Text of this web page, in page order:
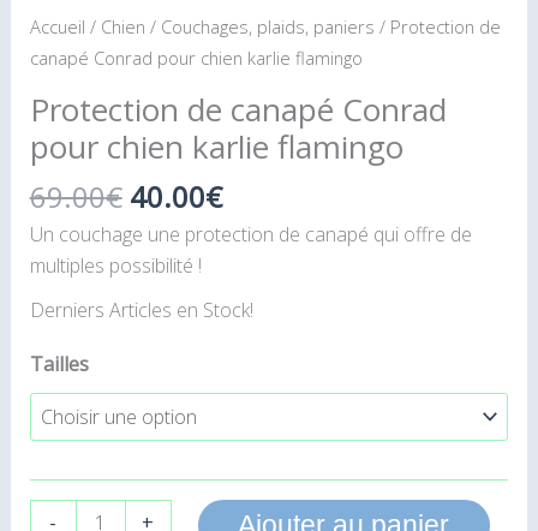
Accueil / Chien / Couchages, plaids, paniers / Protection de
canapé Conrad pour chien karlie flamingo
Protection de canapé Conrad
pour chien karlie flamingo
69.00€ 40.00€
Un couchage une protection de canapé qui offre de
multiples possibilité !
Derniers Articles en Stock!
Tailles
- +